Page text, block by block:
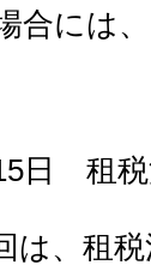
合には
日 租
は、租